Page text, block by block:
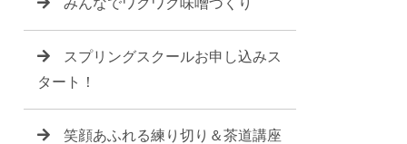
みんなでワクワク味噌づくり
スプリングスクールお申し込みス
タート！
笑顔あふれる練り切り＆茶道講座